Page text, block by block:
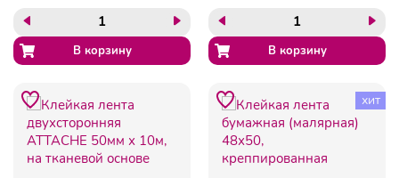
хит